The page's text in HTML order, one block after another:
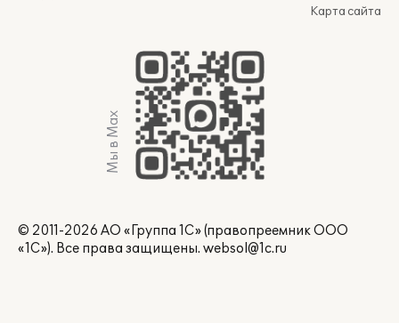
Карта сайта
Мы в Max
© 2011-2026 АО «Группа 1С» (правопреемник ООО
«1С»). Все права защищены. websol@1c.ru